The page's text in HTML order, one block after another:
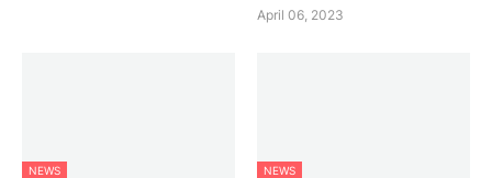
April 06, 2023
NEWS NEWS